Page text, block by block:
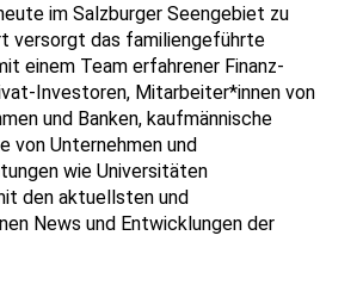
im Salzburger Seengebiet zu
versorgt das familiengeführte
einem Team erfahrener Finanz-
Investoren, Mitarbeiter*innen von
und Banken, kaufmännische
von Unternehmen und
wie Universitäten
den aktuellsten und
News und Entwicklungen der